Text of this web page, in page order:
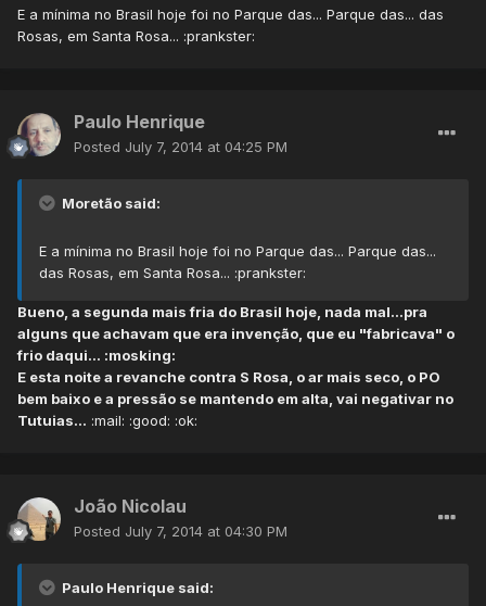
E a mínima no Brasil hoje foi no Parque das... Parque das... das
Rosas, em Santa Rosa... :prankster:
Paulo Henrique
Posted July 7, 2014 at 04:25 PM
Moretão said:
E a mínima no Brasil hoje foi no Parque das... Parque das...
das Rosas, em Santa Rosa... :prankster:
Bueno, a segunda mais fria do Brasil hoje, nada mal...pra
alguns que achavam que era invenção, que eu "fabricava" o
frio daqui... :mosking:
E esta noite a revanche contra S Rosa, o ar mais seco, o PO
bem baixo e a pressão se mantendo em alta, vai negativar no
Tutuias... :mail: :good: :ok:
João Nicolau
Posted July 7, 2014 at 04:30 PM
Paulo Henrique said: